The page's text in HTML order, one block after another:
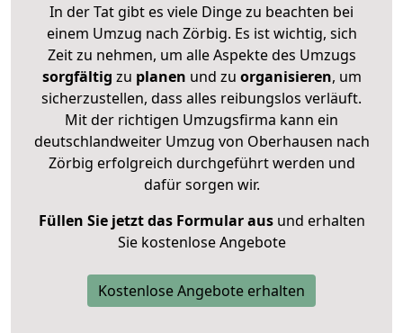
In der Tat gibt es viele Dinge zu beachten bei
einem Umzug nach Zörbig. Es ist wichtig, sich
Zeit zu nehmen, um alle Aspekte des Umzugs
sorgfältig zu planen und zu organisieren, um
sicherzustellen, dass alles reibungslos verläuft.
Mit der richtigen Umzugsfirma kann ein
deutschlandweiter Umzug von Oberhausen nach
Zörbig erfolgreich durchgeführt werden und
dafür sorgen wir.
Füllen Sie jetzt das Formular ausund erhalten
Sie kostenlose Angebote
Kostenlose Angebote erhalten